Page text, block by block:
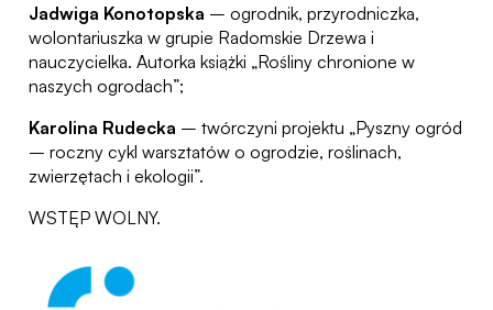
Jadwiga Konotopska – ogrodnik, przyrodniczka,
wolontariuszka w grupie Radomskie Drzewa i
nauczycielka. Autorka książki „Rośliny chronione w
naszych ogrodach”;
Karolina Rudecka – twórczyni projektu „Pyszny ogród
– roczny cykl warsztatów o ogrodzie, roślinach,
zwierzętach i ekologii”.
WSTĘP WOLNY.